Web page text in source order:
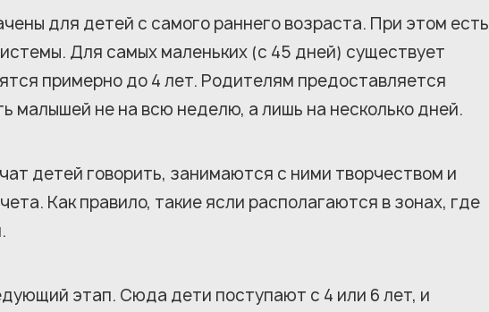
для детей с самого раннего возраста. При этом есть
Для самых маленьких (с 45 дней) существует
примерно до 4 лет. Родителям предоставляется
малышей не на всю неделю, а лишь на несколько дней.
детей говорить, занимаются с ними творчеством и
Как правило, такие ясли располагаются в зонах, где
этап. Сюда дети поступают с 4 или 6 лет, и